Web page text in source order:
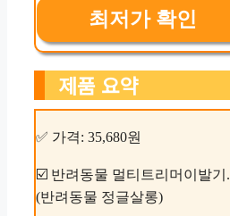
최저가 확인
제품 요약
✅ 가격: 35,680원
☑️ 반려동물 멀티트리머이발기.
(반려동물 정글살롱)